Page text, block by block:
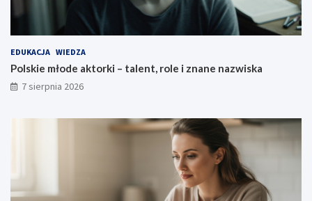
EDUKACJA WIEDZA
Polskie młode aktorki – talent, role i znane nazwiska
7 sierpnia 2026